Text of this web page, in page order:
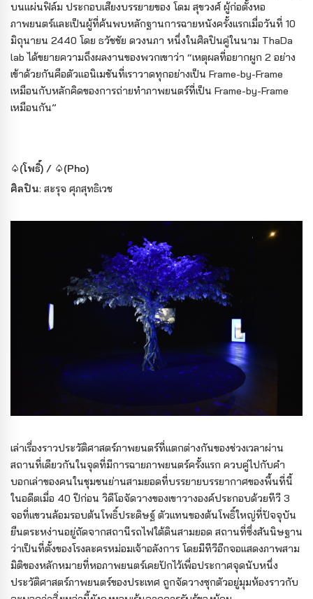
บนแผ่นฟิล์ม ประกอบเสียงบรรยายของ โดม สุขวงศ์ ผู้ก่อตั้งหอ
ภาพยนตร์และเป็นผู้ที่ค้นพบหลักฐานการฉายหนังครั้งแรกเมื่อวันที่ 10
มิถุนายน 2440 โดย ธวัชชัย ดวงนภา หนึ่งในศิลปินคู่ในนาม ThaDa
lab ได้ขยายความถึงผลงานของพวกเขาว่า “เหตุผลที่อยากผูก 2 อย่าง
เข้าด้วยกันคือตัวแอนิเมชันที่เราวาดทุกอย่างเป็น Frame-by-Frame
เหมือนกับหลักคิดของการถ่ายทำภาพยนตร์ที่เป็น Frame-by-Frame
เหมือนกัน”
♤(โพธิ์) / ♤(Pho)
ศิลปิน: สะรุจ ศุภสุทธิเวช
เล่าเรื่องราวประวัติศาสตร์ภาพยนตร์ที่แตกต่างกันของช่วงเวลาผ่าน
สถานที่เดียวกันในจุดที่มีการฉายภาพยนตร์ครั้งแรก ควบคู่ไปกับคำ
บอกเล่าของคนในชุมชนย่านสามยอดที่บรรยายบรรยากาศของพื้นที่นี้
ในอดีตเมื่อ 40 ปีก่อน วิดีโอจัดวางของเขาวางองค์ประกอบด้วยทีวี 3
จอที่แขวนล้อมรอบต้นโพธิ์ประดิษฐ์ ตัวแทนของต้นโพธิ์ใหญ่ที่ปัจจุบัน
ยืนตระหง่านอยู่ถัดจากสถานีรถไฟใต้ดินสามยอด สถานที่ซึ่งสันนิษฐาน
ว่าเป็นที่ตั้งของโรงละครหม่อมเจ้าอลังการ โดยมีทีวีอีกจอแสดงภาพสาม
มิติของหลักหมายที่หอภาพยนตร์เคยปักไว้เพื่อประกาศจุดนับหนึ่ง
ประวัติศาสตร์ภาพยนตร์ของประเทศ ถูกจัดวางซุกตัวอยู่มุมห้องราวกับ